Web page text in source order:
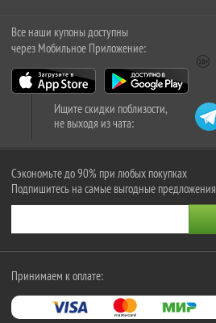
Все наши купоны доступны
через Мобильное Приложение:
Ищите скидки поблизости,
не выходя из чата:
Сэкономьте до 90% при любых покупках
Подпишитесь на самые выгодные предложения
Принимаем к оплате: